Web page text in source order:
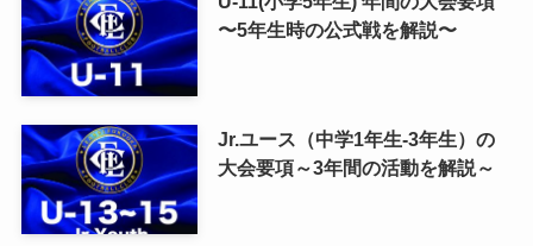
〜5年生時の公式戦を解説〜
Jr.ユース（中学1年生-3年生）の
大会要項～3年間の活動を解説～